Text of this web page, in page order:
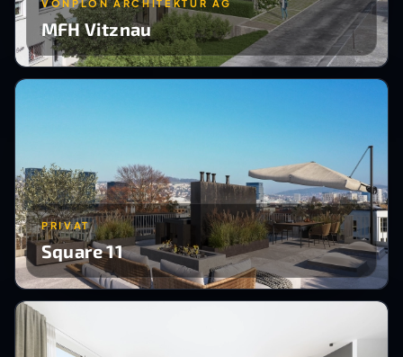
VONPLON ARCHITEKTUR AG
MFH Vitznau
PRIVAT
Square 11